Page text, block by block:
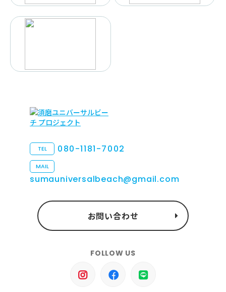
TEL 080-1181-7002
MAIL
sumauniversalbeach@gmail.com
お問い合わせ
FOLLOW US